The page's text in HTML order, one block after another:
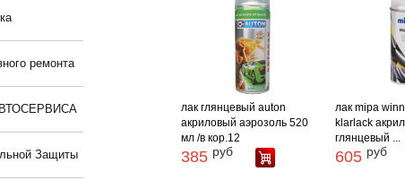
ремонта
Защиты
лак глянцевый auton
акриловый аэрозоль 520
мл /в кор.12
385 руб
лак mipa
klarlack
глянцевый ...
605 руб